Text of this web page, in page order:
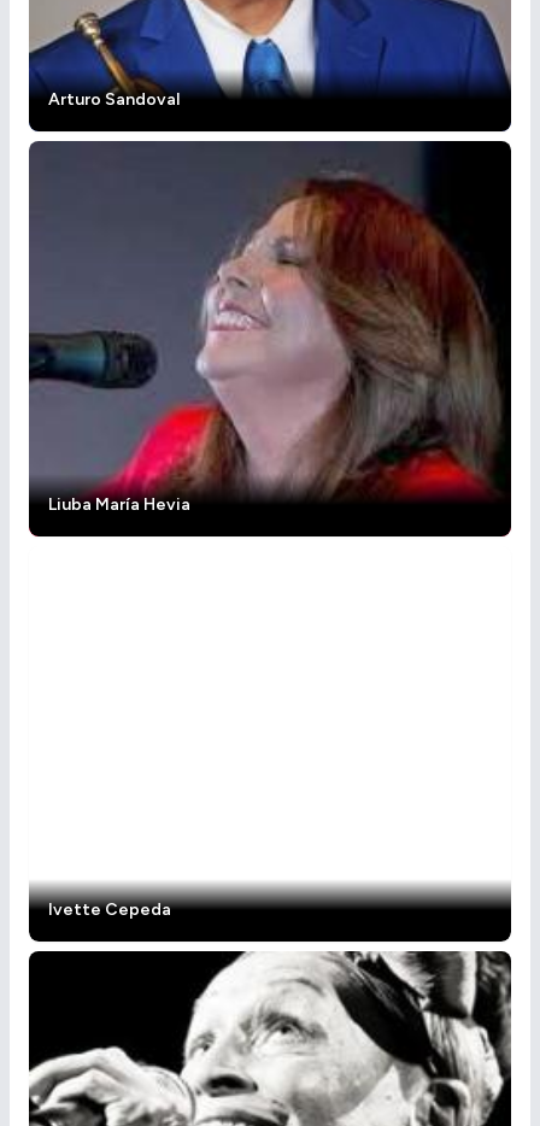
Arturo Sandoval
Liuba María Hevia
Ivette Cepeda